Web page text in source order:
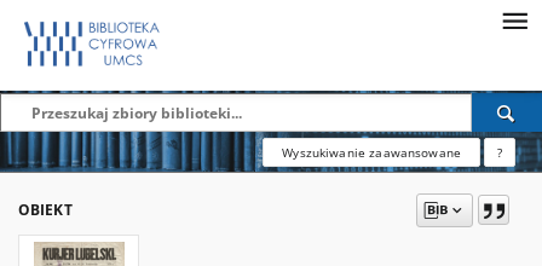
Wyszukiwanie zaawansowane ?
OBIEKT